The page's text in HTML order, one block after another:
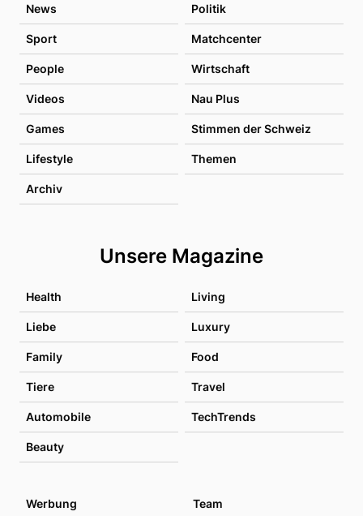
News Politik
Sport Matchcenter
People Wirtschaft
Videos Nau Plus
Games Stimmen der Schweiz
Lifestyle Themen
Archiv
Unsere Magazine
Health Living
Liebe Luxury
Family Food
Tiere Travel
Automobile TechTrends
Beauty
Werbung Team